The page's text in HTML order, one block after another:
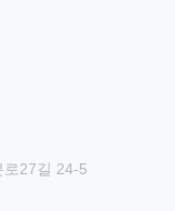
로27길 24-5